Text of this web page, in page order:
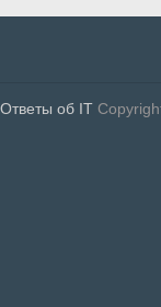
Ответы об IT